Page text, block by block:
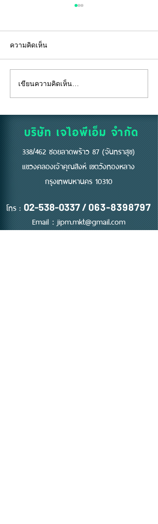
DON'Ts สิ่งที่ไม่ควรทำ
ความคิดเห็น
เขียนความคิดเห็น…
บริษัท เจไอพีเอ็ม จำกัด
338/462 ซอยลาดพร้าว 87 (จันทราสุข)
แขวงคลองเจ้าคุณสิงห์ เขตวังทองหลาง
กรุงเทพมหานคร 10310
โทร : 02-538-0337 / 063-8398797
Email : jipm.mkt@gmail.com